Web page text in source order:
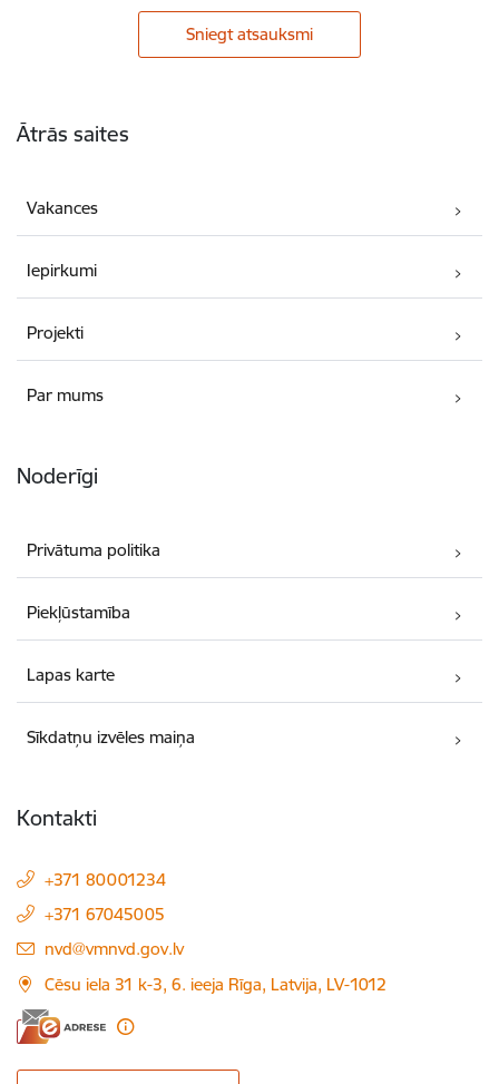
Sniegt atsauksmi
Ātrās saites
Vakances
Iepirkumi
Projekti
Par mums
Noderīgi
Privātuma politika
Piekļūstamība
Lapas karte
Sīkdatņu izvēles maiņa
Kontakti
+371 80001234
+371 67045005
E-pasts:
nvd@vmnvd.gov.lv
Cēsu iela 31 k-3, 6. ieeja Rīga, Latvija, LV-1012